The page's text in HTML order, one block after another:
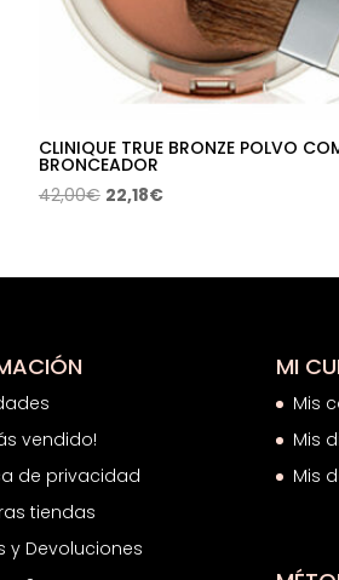
CLINIQUE TRUE BRONZE POLVO
BRONCEADOR
42,00€ El
era:
22,18€El
es:
vendido!
de privacidad
tiendas
y Devoluciones
MI
Mis
Mis
Mis